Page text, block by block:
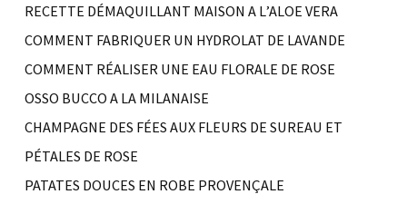
RECETTE DÉMAQUILLANT MAISON A L’ALOE VERA
COMMENT FABRIQUER UN HYDROLAT DE LAVANDE
COMMENT RÉALISER UNE EAU FLORALE DE ROSE
OSSO BUCCO A LA MILANAISE
CHAMPAGNE DES FÉES AUX FLEURS DE SUREAU ET
PÉTALES DE ROSE
PATATES DOUCES EN ROBE PROVENÇALE